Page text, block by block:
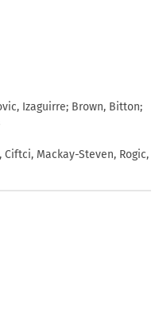
Izaguirre; Brown, Bitton;
Mackay-Steven, Rogic,